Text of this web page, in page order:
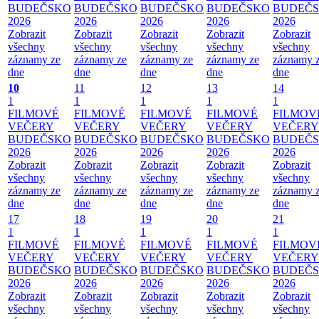
BUDEČSKO
2026
Zobrazit
všechny
záznamy ze
dne
BUDEČSKO
2026
Zobrazit
všechny
záznamy ze
dne
BUDEČSKO
2026
Zobrazit
všechny
záznamy ze
dne
BUDEČSKO
2026
Zobrazit
všechny
záznamy ze
dne
2026
Zobrazit
všechny
záznamy
dne
10
1
FILMOVÉ
VEČERY
BUDEČSKO
2026
Zobrazit
všechny
záznamy ze
dne
11
1
FILMOVÉ
VEČERY
BUDEČSKO
2026
Zobrazit
všechny
záznamy ze
dne
12
1
FILMOVÉ
VEČERY
BUDEČSKO
2026
Zobrazit
všechny
záznamy ze
dne
13
1
FILMOVÉ
VEČERY
BUDEČSKO
2026
Zobrazit
všechny
záznamy ze
dne
14
1
VEČERY
2026
Zobrazit
všechny
záznamy
dne
17
1
FILMOVÉ
VEČERY
BUDEČSKO
2026
Zobrazit
všechny
18
1
FILMOVÉ
VEČERY
BUDEČSKO
2026
Zobrazit
všechny
19
1
FILMOVÉ
VEČERY
BUDEČSKO
2026
Zobrazit
všechny
20
1
FILMOVÉ
VEČERY
BUDEČSKO
2026
Zobrazit
všechny
21
1
VEČERY
2026
Zobrazit
všechny